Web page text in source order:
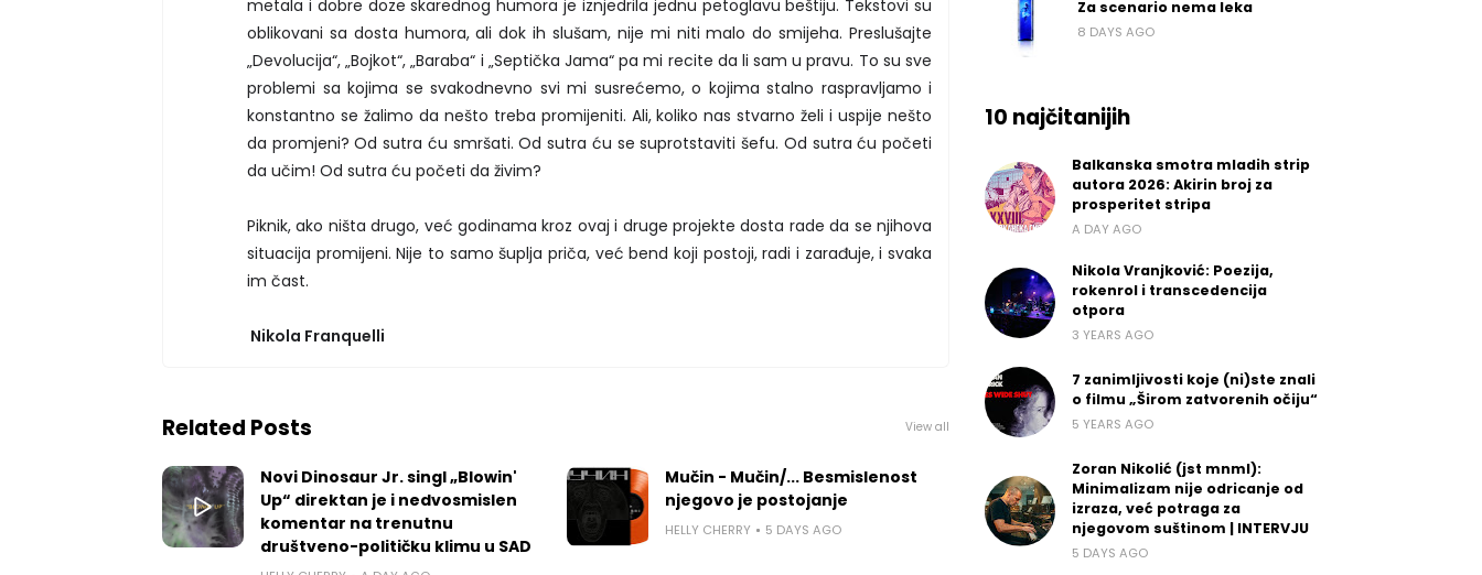
metala i dobre doze skarednog humora je iznjedrila jednu petoglavu beštiju. Tekstovi su
oblikovani sa dosta humora, ali dok ih slušam, nije mi niti malo do smijeha. Preslušajte
„Devolucija“, „Bojkot“, „Baraba“ i „Septička Jama“ pa mi recite da li sam u pravu. To su sve
problemi sa kojima se svakodnevno svi mi susrećemo, o kojima stalno raspravljamo i
konstantno se žalimo da nešto treba promijeniti. Ali, koliko nas stvarno želi i uspije nešto
da promjeni? Od sutra ću smršati. Od sutra ću se suprotstaviti šefu. Od sutra ću početi
da učim! Od sutra ću početi da živim?
Piknik, ako ništa drugo, već godinama kroz ovaj i druge projekte dosta rade da se njihova
situacija promijeni. Nije to samo šuplja priča, već bend koji postoji, radi i zarađuje, i svaka
im čast.
Nikola Franquelli
Related Posts View all
Novi Dinosaur Jr. singl „Blowin'
Up“ direktan je i nedvosmislen
komentar na trenutnu
društveno-političku klimu u SAD
Mučin - Mučin/... Besmislenost
njegovo je postojanje
HELLY CHERRY 5 DAYS AGO
Za scenario nema leka
8 DAYS AGO
10 najčitanijih
Balkanska smotra mladih strip
autora 2026: Akirin broj za
prosperitet stripa
A DAY AGO
Nikola Vranjković: Poezija,
rokenrol i transcedencija
otpora
3 YEARS AGO
7 zanimljivosti koje (ni)ste znali
o filmu „Širom zatvorenih očiju“
5 YEARS AGO
Zoran Nikolić (jst mnml):
Minimalizam nije odricanje od
izraza, već potraga za
njegovom suštinom | INTERVJU
5 DAYS AGO